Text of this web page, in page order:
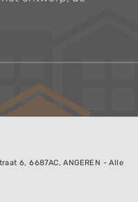
6, 6687AC, ANGEREN - Alle